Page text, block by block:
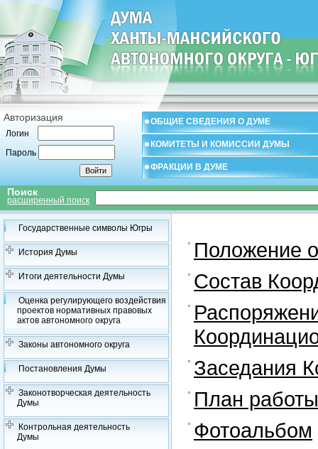
Авторизация
Логин
Пароль
ОБЩИЕ СВЕДЕНИЯ О ДУМЕ
КОМИТЕТЫ И КОМИССИИ ДУМЫ
ФРАКЦИИ В ДУМЕ
Поиск
расширенный поиск
Государственные символы Югры
История Думы
Итоги деятельности Думы
Оценка регулирующего воздействия
проектов нормативных правовых
актов автономного округа
Законы автономного округа
Постановления Думы
Законотворческая деятельность
Думы
Контрольная деятельность
Думы
Положение
Состав
Заседания
План
Фотоальбом